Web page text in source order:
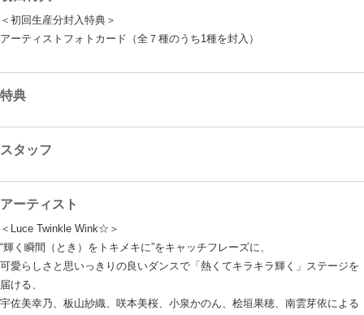
＜初回生産分封入特典＞
アーティストフォトカード（全７種のうち1種を封入）
特典
スタッフ
アーティスト
＜Luce Twinkle Wink☆＞
“輝く瞬間（とき）をトキメキに”をキャッチフレーズに、
可愛らしさと思いっきりの良いダンスで「熱くてキラキラ輝く」ステージを
届ける、
宇佐美幸乃、板山紗織、咲本美桜、小泉かのん、桧垣果穂、南雲芽依による